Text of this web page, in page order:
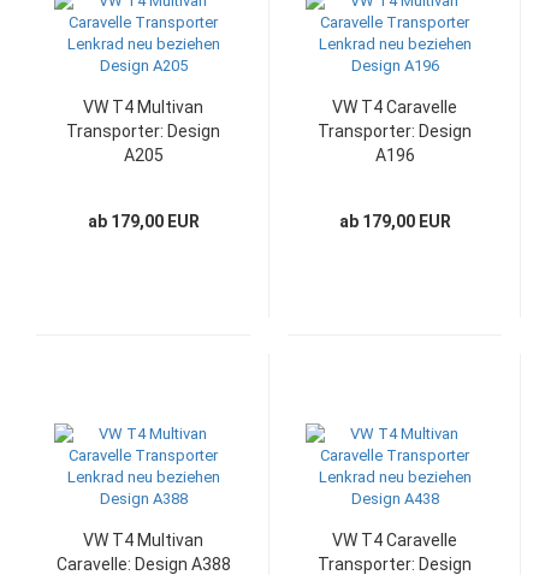
VW T4 Multivan
Transporter: Design
A205
ab 179,00 EUR
VW T4 Caravelle
Transporter: Design
A196
ab 179,00 EUR
VW T4 Multivan
Caravelle: Design A388
VW T4 Caravelle
Transporter: Design